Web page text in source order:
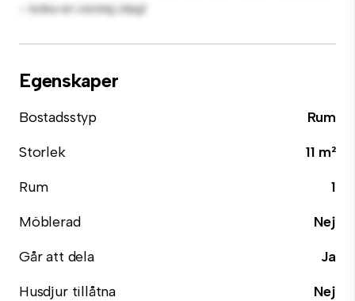
– boka en visning idag!
Egenskaper
Bostadsstyp
Rum
Storlek
11 m²
Rum
1
Möblerad
Nej
Går att dela
Ja
Husdjur tillåtna
Nej